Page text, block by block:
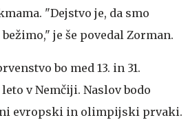
"Dejstvo je, da smo
je še povedal Zorman.
bo med 13. in 31.
v Nemčiji. Naslov bodo
evropski in olimpijski prvaki.